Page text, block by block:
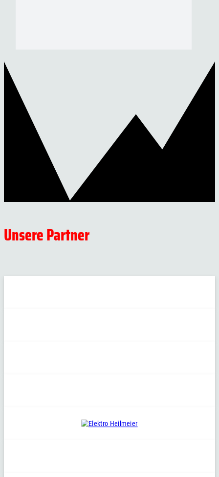
Unsere Partner